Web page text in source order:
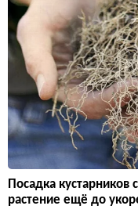
Посадка кустарников
растение ещё до